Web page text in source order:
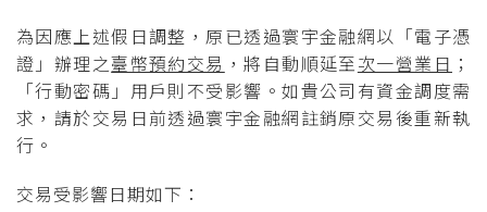
為因應上述假日調整，原已透過寰宇金融網以「電子憑
證」辦理之臺幣預約交易 ，將自動順延至 次一營業日 ；
「行動密碼」用戶則不受影響。如貴公司有資金調度需
求，請於交易日前透過寰宇金融網註銷原交易後重新執
行。
交易受影響日期如下：